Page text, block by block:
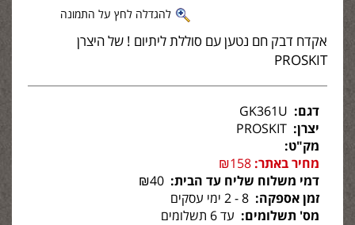
להגדלה לחץ על התמונה
אקדח דבק חם נטען עם סוללת ליתיום ! של היצרן
PROSKIT
דגם:
יצרן:
מק"ט:
מחיר באתר: ₪158
דמי משלוח שליח עד הבית:
זמן אספקה:
מס' תשלומים: עד 6 תשלומים